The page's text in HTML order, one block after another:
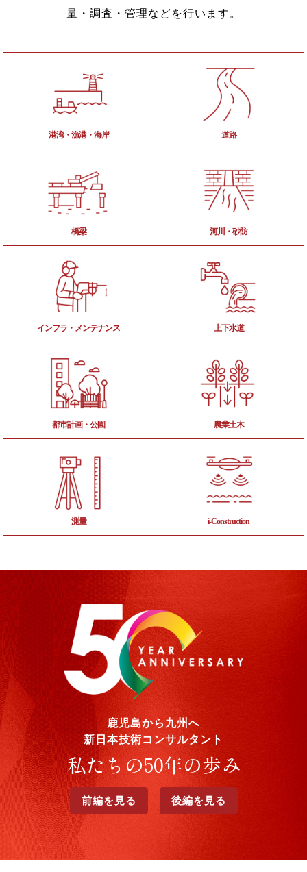
量・調査・管理などを行います。
港湾・漁港・海岸 道路
橋梁 河川・砂防
インフラ・メンテナンス 上下水道
都市計画・公園 農業土木
測量 i-Construction
鹿児島から九州へ
新日本技術コンサルタント
私たちの50年の歩み
前編を見る 後編を見る